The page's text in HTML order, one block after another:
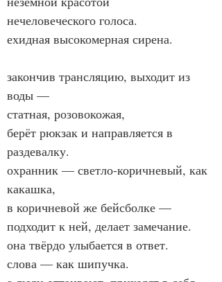
нечеловеческого голоса.
ехидная высокомерная сирена.
закончив трансляцию, выходит из
воды —
статная, розовокожая,
берёт рюкзак и направляется в
раздевалку.
охранник — светло-коричневый, как
какашка,
в коричневой же бейсболке —
подходит к ней, делает замечание.
она твёрдо улыбается в ответ.
слова — как шипучка.